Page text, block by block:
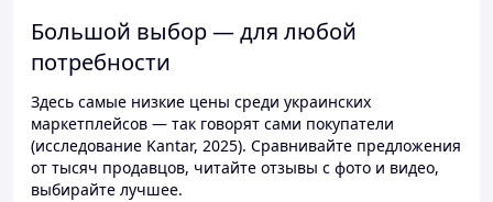
Большой выбор — для любой
потребности
Здесь самые низкие цены среди украинских
маркетплейсов — так говорят сами покупатели
(исследование Kantar, 2025). Сравнивайте предложения
от тысяч продавцов, читайте отзывы с фото и видео,
выбирайте лучшее.